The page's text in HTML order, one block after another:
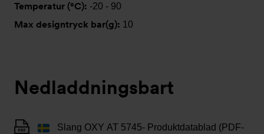
Temperatur (°C): -20 - 90
Max designtryck bar(g): 10
Nedladdningsbart
Slang OXY AT 5745- Produktdatablad (PDF-